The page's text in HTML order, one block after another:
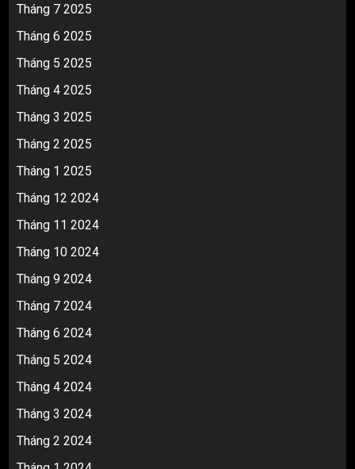
Tháng 7 2025
Tháng 6 2025
Tháng 5 2025
Tháng 4 2025
Tháng 3 2025
Tháng 2 2025
Tháng 1 2025
Tháng 12 2024
Tháng 11 2024
Tháng 10 2024
Tháng 9 2024
Tháng 7 2024
Tháng 6 2024
Tháng 5 2024
Tháng 4 2024
Tháng 3 2024
Tháng 2 2024